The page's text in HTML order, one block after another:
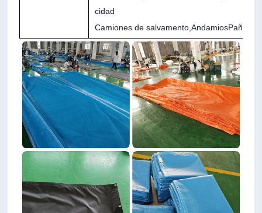
cidad
Camiones de salvamento,AndamiosPaños